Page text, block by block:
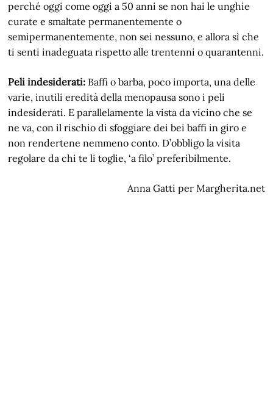
perché oggi come oggi a 50 anni se non hai le unghie
curate e smaltate permanentemente o
semipermanentemente, non sei nessuno, e allora sì che
ti senti inadeguata rispetto alle trentenni o quarantenni.
Peli indesiderati: Baffi o barba, poco importa, una delle
varie, inutili eredità della menopausa sono i peli
indesiderati. E parallelamente la vista da vicino che se
ne va, con il rischio di sfoggiare dei bei baffi in giro e
non rendertene nemmeno conto. D’obbligo la visita
regolare da chi te li toglie, ‘a filo’ preferibilmente.
Anna Gatti per Margherita.net